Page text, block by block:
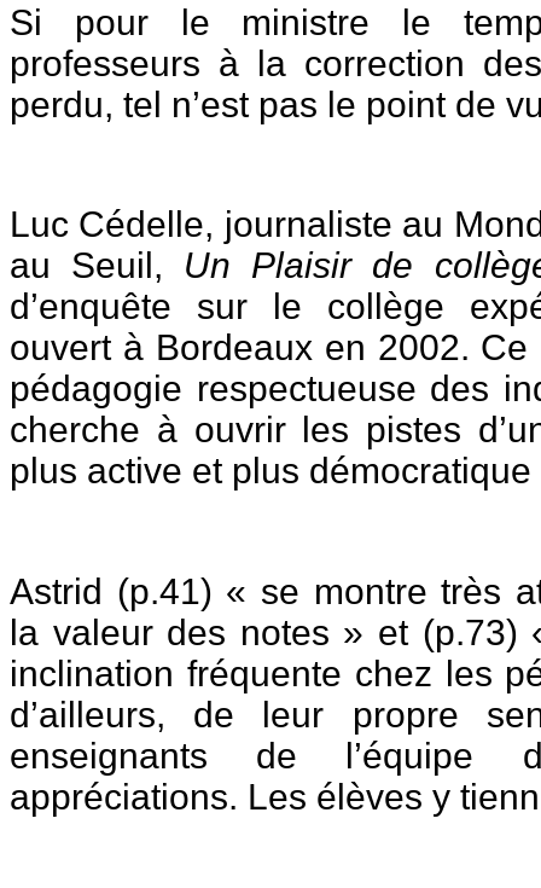
Si pour le ministre le
professeurs à la correction
perdu, tel n’est pas le point de
Luc Cédelle, journaliste au
au Seuil, Un Plaisir de
d’enquête sur le collège
ouvert à Bordeaux en 2002.
pédagogie respectueuse des
cherche à ouvrir les pistes
plus active et plus démocratique
Astrid (p.41) « se montre très
la valeur des notes » et (p.73)
inclination fréquente chez les
d’ailleurs, de leur propre
enseignants de l’équipe
appréciations. Les élèves y